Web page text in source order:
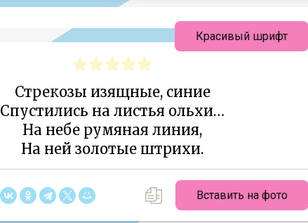
Стрекозы изящные, синие
Спустились на листья ольхи…
На небе румяная линия,
На ней золотые штрихи.
Вставить на фото
Красивый шрифт